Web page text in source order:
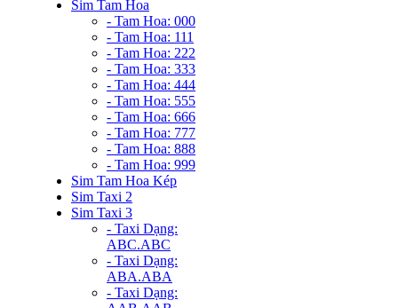
Sim Tam Hoa
- Tam Hoa: 000
- Tam Hoa: 111
- Tam Hoa: 222
- Tam Hoa: 333
- Tam Hoa: 444
- Tam Hoa: 555
- Tam Hoa: 666
- Tam Hoa: 777
- Tam Hoa: 888
- Tam Hoa: 999
Sim Tam Hoa Kép
Sim Taxi 2
Sim Taxi 3
- Taxi Dạng:
ABC.ABC
- Taxi Dạng:
ABA.ABA
- Taxi Dạng: